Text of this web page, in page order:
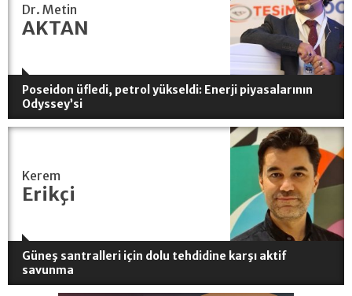
Dr. Metin
AKTAN
Poseidon üfledi, petrol yükseldi: Enerji piyasalarının
Odyssey’si
Kerem
Erikçi
Güneş santralleri için dolu tehdidine karşı aktif
savunma